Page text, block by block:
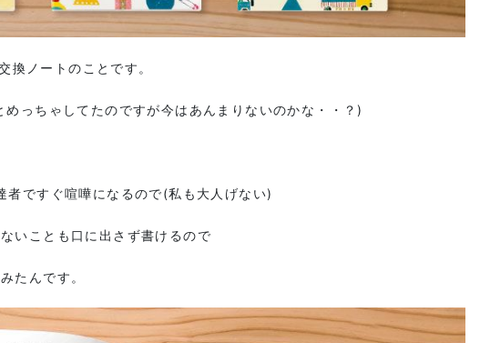
換ノートのことです。
っちゃしてたのですが今はあんまりないのかな・・？)
者ですぐ喧嘩になるので(私も大人げない)
いことも口に出さず書けるので
たんです。